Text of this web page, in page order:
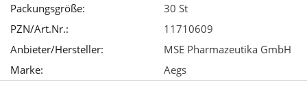
Packungsgröße:
30 St
PZN/Art.Nr.:
11710609
Anbieter/Hersteller:
MSE Pharmazeutika GmbH
Marke:
Aegs